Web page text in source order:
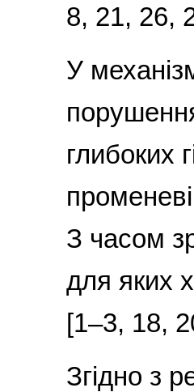
8, 21, 26,
У
глибоких
З часом
для яких
[1–3, 18,
Згідно з